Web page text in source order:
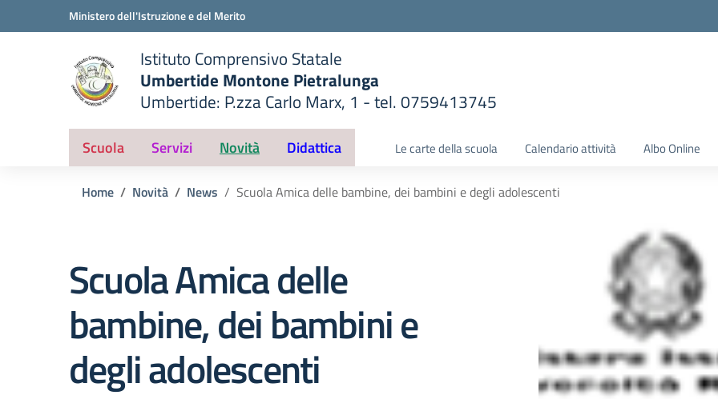
Vai ai contenuti
Vai al menu di navigazioneMinistero dell'Istruzione e del Merito
scuola
Istituto Comprensivo Statale
Umbertide Montone Pietralunga
Umbertide: P.zza Carlo Marx, 1 - tel. 0759413745
— Visita la pagina iniziale della scuola
Scuola Servizi Novità Didattica Le carte della scuola Calendario attività Albo Online
Home Novità News Scuola Amica delle bambine, dei bambini e degli adolescenti
Scuola Amica delle
bambine, dei bambini e
degli adolescenti